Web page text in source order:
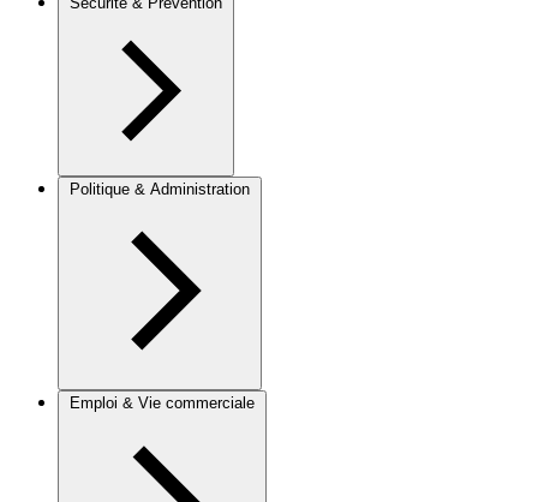
Politique & Administration
Emploi & Vie commerciale